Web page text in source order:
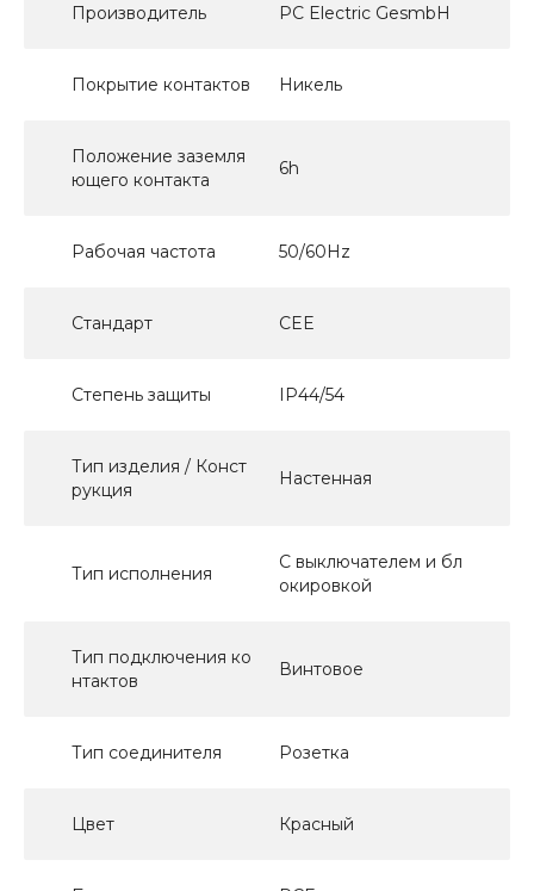
Производитель PC Electric GesmbH
Покрытие контактов Никель
Положение заземля
ющего контакта
6h
Рабочая частота 50/60Hz
Стандарт CEE
Степень защиты IP44/54
Тип изделия / Конст
рукция
Настенная
Тип исполнения
С выключателем и бл
окировкой
Тип подключения ко
нтактов
Винтовое
Тип соединителя Розетка
Цвет Красный